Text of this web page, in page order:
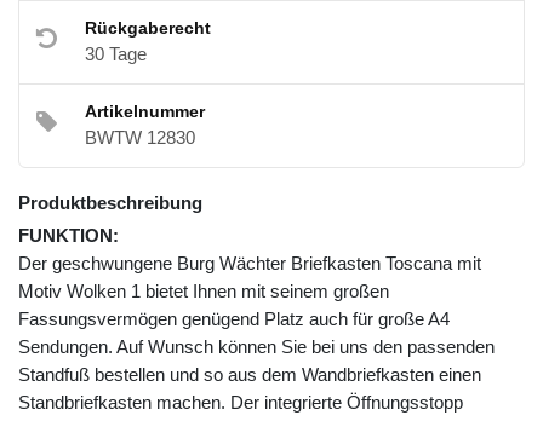
Rückgaberecht
30 Tage
Artikelnummer
BWTW 12830
Produktbeschreibung
FUNKTION:
Der geschwungene Burg Wächter Briefkasten Toscana mit
Motiv Wolken 1 bietet Ihnen mit seinem großen
Fassungsvermögen genügend Platz auch für große A4
Sendungen. Auf Wunsch können Sie bei uns den passenden
Standfuß bestellen und so aus dem Wandbriefkasten einen
Standbriefkasten machen. Der integrierte Öffnungsstopp